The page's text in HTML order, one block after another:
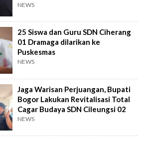
NEWS
25 Siswa dan Guru SDN Ciherang
01 Dramaga dilarikan ke
Puskesmas
NEWS
Jaga Warisan Perjuangan, Bupati
Bogor Lakukan Revitalisasi Total
Cagar Budaya SDN Cileungsi 02
NEWS